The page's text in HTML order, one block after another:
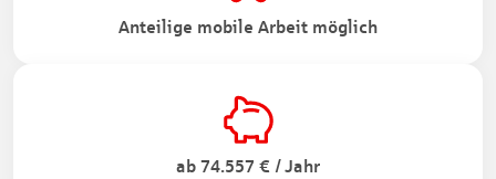
Anteilige mobile Arbeit möglich
ab 74.557 € / Jahr